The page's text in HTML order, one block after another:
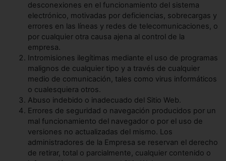
desconexiones en el funcionamiento del sistema
electrónico, motivadas por deficiencias, sobrecargas y
errores en las líneas y redes de telecomunicaciones, o
por cualquier otra causa ajena al control de la
empresa.
Intromisiones ilegítimas mediante el uso de programas
malignos de cualquier tipo y a través de cualquier
medio de comunicación, tales como virus informáticos
o cualesquiera otros.
Abuso indebido o inadecuado del Sitio Web.
Errores de seguridad o navegación producidos por un
mal funcionamiento del navegador o por el uso de
versiones no actualizadas del mismo. Los
administradores de la Empresa se reservan el derecho
de retirar, total o parcialmente, cualquier contenido o